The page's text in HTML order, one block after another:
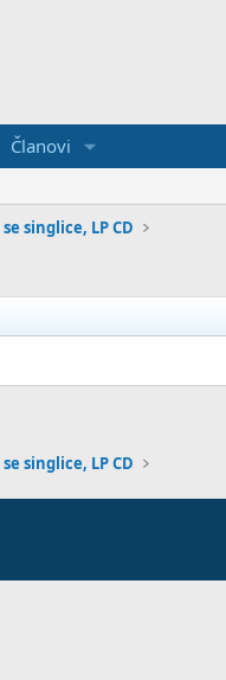
Članovi
singlice, LP CD
singlice, LP CD